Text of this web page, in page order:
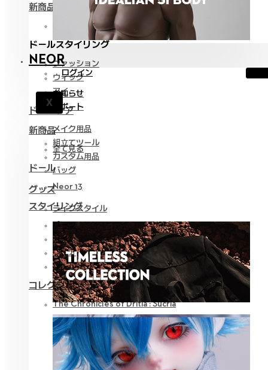
新商品
ドールスタイリング
ファッション
ウィッグ
アイ
ドールケア
メイク用品
組立てツール
カスタム用品
バッグ
グッズ
ライフスタイル
NEOR
ログイン
X
お知らせ
サポート
新商品
全て見る
ドール
Neor 13
スタイリング
パーツ
アイ
ウェア
ツール
コレクション
The Chronicles of Dritia : Sucria